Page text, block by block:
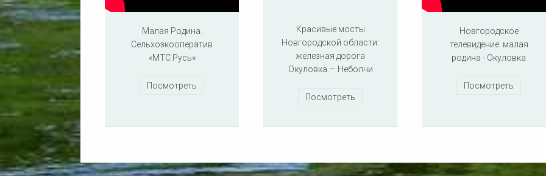
Малая Родина.
Сельхозкооператив
«МТС Русь»
Посмотреть
Красивые мосты
Новгородской области:
железная дорога
Окуловка — Неболчи
Посмотреть
Новгородское
телевидение: малая
родина - Окуловка
Посмотреть